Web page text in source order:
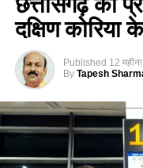
दक्षिण कोरिया
Published 12
By Tapesh